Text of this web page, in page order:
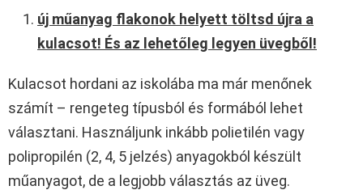
új műanyag flakonok helyett töltsd újra a
kulacsot! És az lehetőleg legyen üvegből!
Kulacsot hordani az iskolába ma már menőnek
számít – rengeteg típusból és formából lehet
választani. Használjunk inkább polietilén vagy
polipropilén (2, 4, 5 jelzés) anyagokból készült
műanyagot, de a legjobb választás az üveg.